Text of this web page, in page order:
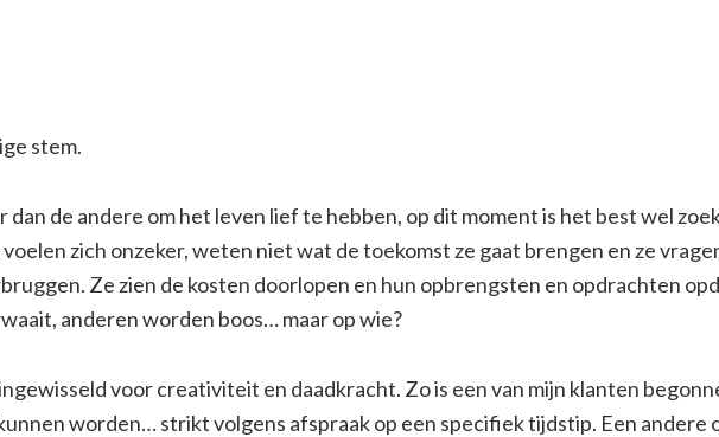
stem.
dan de andere om het leven lief te hebben, op dit moment is het best wel
zich onzeker, weten niet wat de toekomst ze gaat brengen en ze
Ze zien de kosten doorlopen en hun opbrengsten en opdrachten
anderen worden boos… maar op wie?
voor creativiteit en daadkracht. Zo is een van mijn klanten
worden… strikt volgens afspraak op een specifiek tijdstip. Een andere